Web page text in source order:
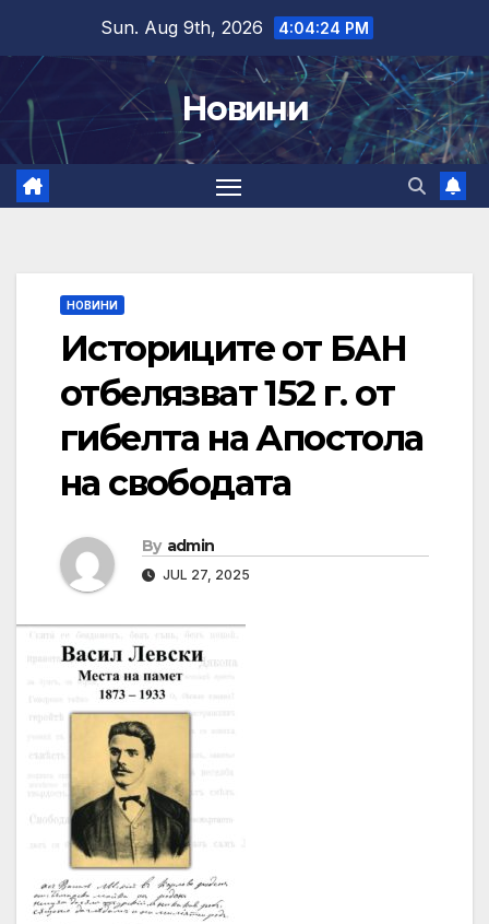
content
Sun. Aug 9th, 2026 4:04:25 PM
Новини
НОВИНИ
Историците от БАН
отбелязват 152 г. от
гибелта на Апостола
на свободата
By admin
JUL 27, 2025